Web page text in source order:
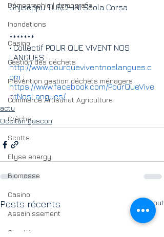
Démographie | demografia
Inondations
Casino
Gestion des déchets
Prévention gestion déchets ménagers
Commerce Artisanat Agriculture
Crèche
Scotts
Elyse energy
Biomasse
Casino
Assainissement
Cimetières
Ghjiseppu TURCHINI Scola Corsa
*******
• Collectif POUR QUE VIVENT NOS
LANGUES :
http://www.pourqueviventnoslangues.c
om ;
https://www.facebook.com/PourQueVive
ntNosLangues/
actu
Occitan gascon
Posts récents Voir tout